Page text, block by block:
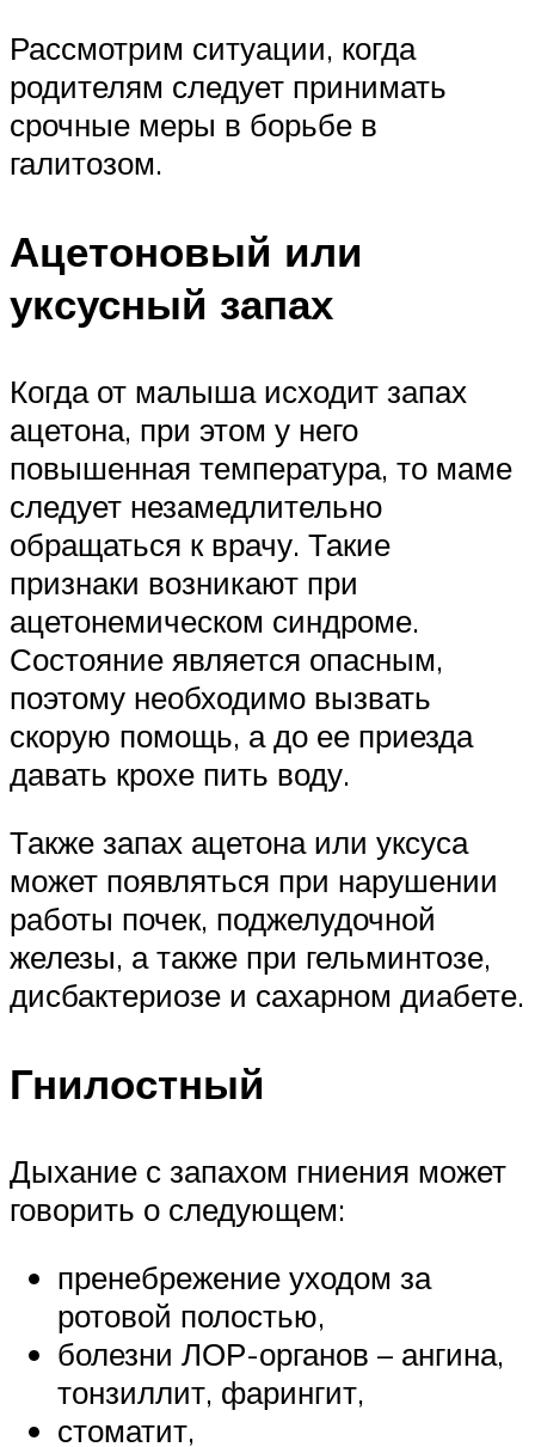
Рассмотрим ситуации, когда
родителям следует принимать
срочные меры в борьбе в
галитозом.
Ацетоновый или
уксусный запах
Когда от малыша исходит запах
ацетона, при этом у него
повышенная температура, то маме
следует незамедлительно
обращаться к врачу. Такие
признаки возникают при
ацетонемическом синдроме.
Состояние является опасным,
поэтому необходимо вызвать
скорую помощь, а до ее приезда
давать крохе пить воду.
Также запах ацетона или уксуса
может появляться при нарушении
работы почек, поджелудочной
железы, а также при гельминтозе,
дисбактериозе и сахарном диабете.
Гнилостный
Дыхание с запахом гниения может
говорить о следующем:
пренебрежение уходом за
ротовой полостью,
болезни ЛОР-органов – ангина,
тонзиллит, фарингит,
стоматит,